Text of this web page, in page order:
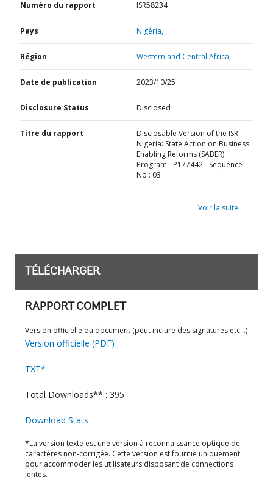
Numéro du rapport ISR58234
Pays Nigéria,
Région Western and Central Africa,
Date de publication 2023/10/25
Disclosure Status Disclosed
Titre du rapport
Disclosable Version of the ISR -
Nigeria: State Action on Business
Enabling Reforms (SABER)
Program - P177442 - Sequence
No : 03
Voir la suite
TÉLÉCHARGER
RAPPORT COMPLET
Version officielle du document (peut inclure des signatures etc…)
Version officielle (PDF)
TXT*
Total Downloads** : 395
Download Stats
*La version texte est une version à reconnaissance optique de
caractères non-corrigée. Cette version est fournie uniquement
pour accommoder les utilisateurs disposant de connections
lentes.